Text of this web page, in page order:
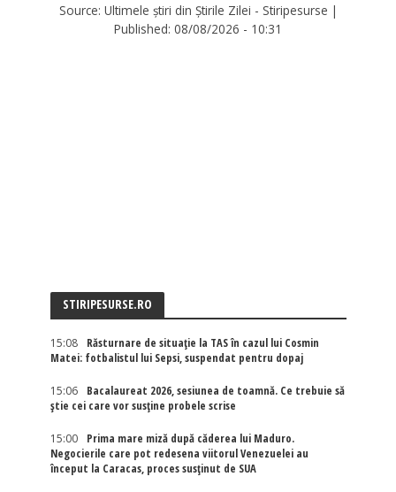
Source: Ultimele știri din Știrile Zilei - Stiripesurse |
Published: 08/08/2026 - 10:31
STIRIPESURSE.RO
15:08
Răsturnare de situație la TAS în cazul lui Cosmin
Matei: fotbalistul lui Sepsi, suspendat pentru dopaj
15:06
Bacalaureat 2026, sesiunea de toamnă. Ce trebuie să
știe cei care vor susține probele scrise
15:00
Prima mare miză după căderea lui Maduro.
Negocierile care pot redesena viitorul Venezuelei au
început la Caracas, proces susținut de SUA